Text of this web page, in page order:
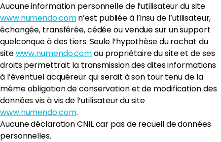
Aucune information personnelle de l’utilisateur du site
www.numendo.comn’est publiée à l’insu de l’utilisateur,
échangée, transférée, cédée ou vendue sur un support
quelconque à des tiers. Seule l’hypothèse du rachat du
sitewww.numendo.comau propriétaire du site et de ses
droits permettrait la transmission des dites informations
à l’éventuel acquéreur qui serait à son tour tenu de la
même obligation de conservation et de modification des
données vis à vis de l’utilisateur du site
www.numendo.com.
Aucune déclaration CNIL car pas de recueil de données
personnelles.